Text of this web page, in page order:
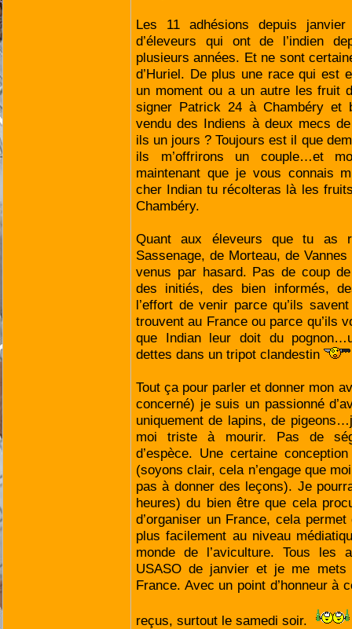
Les 11 adhésions depuis
d’éleveurs qui ont de l’indien
plusieurs années. Et ne sont
d’Huriel. De plus une race qui est
un moment ou a un autre les fruit
signer Patrick 24 à Chambéry et
vendu des Indiens à deux mecs
ils un jours ? Toujours est il que
ils m’offrirons un couple…et
maintenant que je vous connais
cher Indian tu récolteras là les
Chambéry.
Quant aux éleveurs que tu as
Sassenage, de Morteau, de
venus par hasard. Pas de coup
des initiés, des bien informés,
l’effort de venir parce qu’ils
trouvent au France ou parce qu’ils
que Indian leur doit du
dettes dans un tripot clandestin
Tout ça pour parler et donner mon
concerné) je suis un passionné
uniquement de lapins, de
moi triste à mourir. Pas de
d’espèce. Une certaine
(soyons clair, cela n’engage que
pas à donner des leçons). Je
heures) du bien être que cela
d’organiser un France, cela
plus facilement au niveau
monde de l’aviculture. Tous les
USASO de janvier et je me mets
France. Avec un point d’honneur à
reçus, surtout le samedi soir.